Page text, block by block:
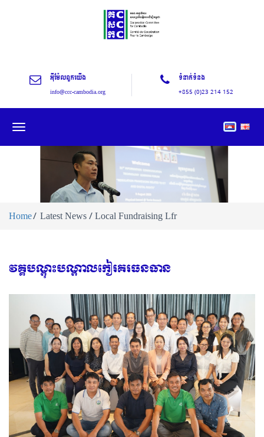
អុីម៉ែលពួកយើង
info@ccc-cambodia.org
ទំនាក់ទំនង
+855 (0)23 214 152
Toggle
Home Latest News / Local Fundraising Lfr
វគ្គបណ្តុះបណ្តាលកៀរគរធនធាន